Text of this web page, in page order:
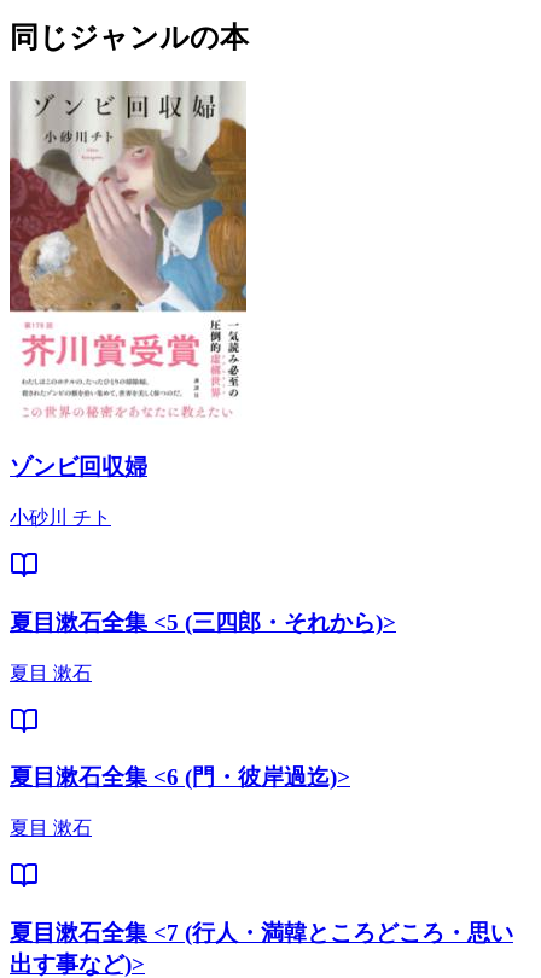
同じジャンルの本
ゾンビ回収婦
小砂川 チト
夏目漱石全集 <5 (三四郎・それから)>
夏目 漱石
夏目漱石全集 <6 (門・彼岸過迄)>
夏目 漱石
夏目漱石全集 <7 (行人・満韓ところどころ・思い
出す事など)>